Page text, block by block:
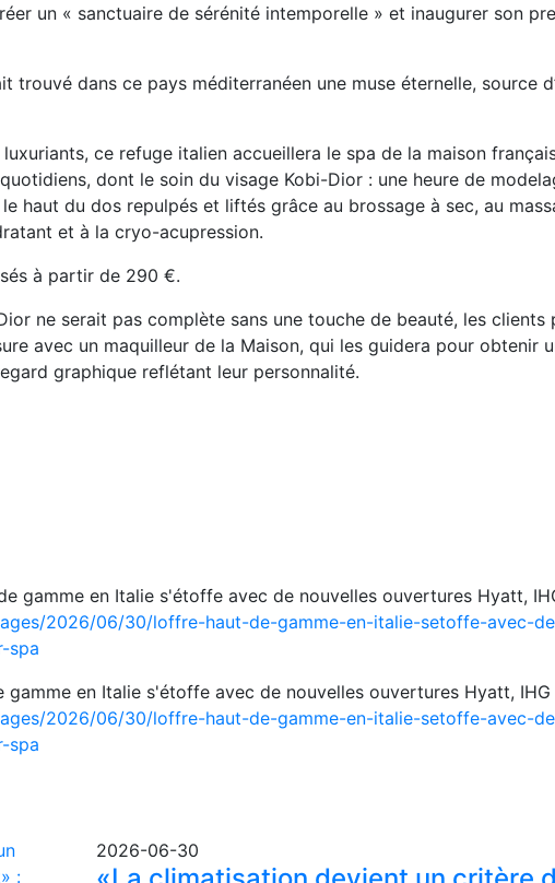
un « sanctuaire de sérénité intemporelle » et inaugurer son
trouvé dans ce pays méditerranéen une muse éternelle, source
ce refuge italien accueillera le spa de la maison
dont le soin du visage Kobi-Dior : une heure de
haut du dos repulpés et liftés grâce au brossage à sec, au
et à la cryo-acupression.
à partir de 290 €.
ne serait pas complète sans une touche de beauté, les clients
avec un maquilleur de la Maison, qui les guidera pour obtenir
graphique reflétant leur personnalité.
gamme en Italie s'étoffe avec de nouvelles ouvertures Hyatt,
2026/06/30/loffre-haut-de-gamme-en-italie-setoffe-avec-
spa
en Italie s'étoffe avec de nouvelles ouvertures Hyatt, IHG
2026/06/30/loffre-haut-de-gamme-en-italie-setoffe-avec-
spa
2026-06-30